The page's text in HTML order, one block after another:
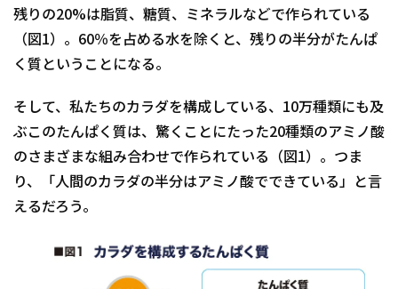
残りの20%は脂質、糖質、ミネラルなどで作られている
（図1）。60％を占める水を除くと、残りの半分がたんぱ
く質ということになる。
そして、私たちのカラダを構成している、10万種類にも及
ぶこのたんぱく質は、驚くことにたった20種類のアミノ酸
のさまざまな組み合わせで作られている（図1）。つま
り、「人間のカラダの半分はアミノ酸でできている」と言
えるだろう。